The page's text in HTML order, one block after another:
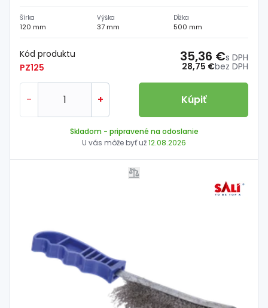
Šírka
120 mm
Výška
37 mm
Dĺžka
500 mm
Kód produktu
PZ125
28,75 €bez DPH
35,36 €s DPH
- + Kúpiť
Skladom - pripravené na odoslanie
U vás môže byť už12.08.2026